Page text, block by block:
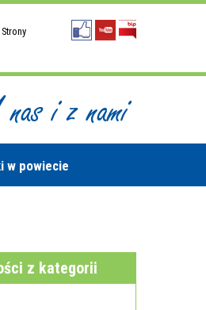
i z nami
w powiecie
z kategorii